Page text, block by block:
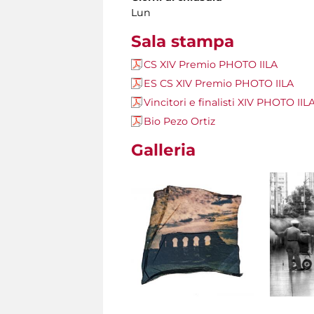
Lun
Sala stampa
CS XIV Premio PHOTO IILA
ES CS XIV Premio PHOTO IILA
Vincitori e finalisti XIV PHOTO
Bio Pezo Ortiz
Galleria